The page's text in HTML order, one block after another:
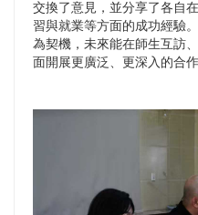
交換了意見，並分享了各自
習與就業等方面的成功經驗
為契機，未來能在師生互訪
面開展更廣泛、更深入的合作